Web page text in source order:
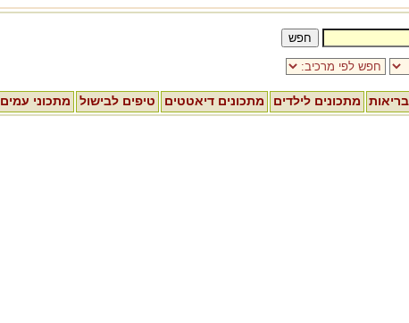
מתכונים לילדים מתכונים דיאטטים טיפים לבישול מתכוני עמים